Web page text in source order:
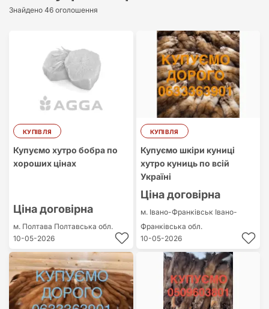
Найдешевший
Знайдено 46 оголошення
КУПІВЛЯ
Купуємо хутро бобра по
хороших цінах
Ціна договірна
м. Полтава Полтавська обл.
10-05-2026
КУПІВЛЯ
Купуємо шкіри куниці
хутро куниць по всій
Україні
Ціна договірна
м. Івано-Франківськ Івано-
Франківська обл.
10-05-2026